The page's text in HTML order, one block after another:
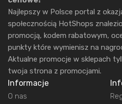
Najlepszy w Polsce portal z
społecznością HotShops
promocją, kodem rabatowym,
punkty które wymienisz na
Aktualne promocje w sklepach
twoja strona z promocjami.
Informacje
O nas